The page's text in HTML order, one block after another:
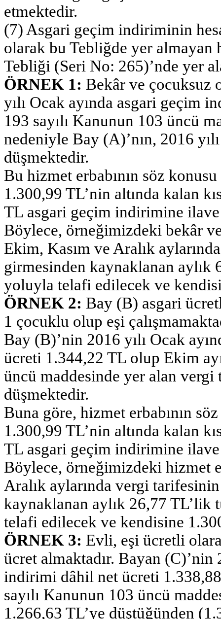
etmektedir.
(7) Asgari geçim indiriminin
olarak bu Tebliğde yer almayan
Tebliği (Seri No: 265)’nde yer
ÖRNEK 1: Bekâr ve çocuksuz
yılı Ocak ayında asgari geçim
193 sayılı Kanunun 103 üncü
nedeniyle Bay (A)’nın, 2016
düşmektedir.
Bu hizmet erbabının söz
1.300,99 TL’nin altında kalan
TL asgari geçim indirimine
Böylece, örneğimizdeki bekâr
Ekim, Kasım ve Aralık
girmesinden kaynaklanan
yoluyla telafi edilecek ve
ÖRNEK 2: Bay (B) asgari
1 çocuklu olup eşi
Bay (B)’nin 2016 yılı Ocak
ücreti 1.344,22 TL olup Ekim
üncü maddesinde yer alan
düşmektedir.
Buna göre, hizmet erbabının
1.300,99 TL’nin altında kalan
TL asgari geçim indirimine
Böylece, örneğimizdeki hizmet
Aralık aylarında vergi
kaynaklanan aylık 26,77
telafi edilecek ve kendisine
ÖRNEK 3: Evli, eşi ücretli
ücret almaktadır. Bayan (C)’nin
indirimi dâhil net ücreti
sayılı Kanunun 103 üncü
1.266,63 TL’ye düştüğünden